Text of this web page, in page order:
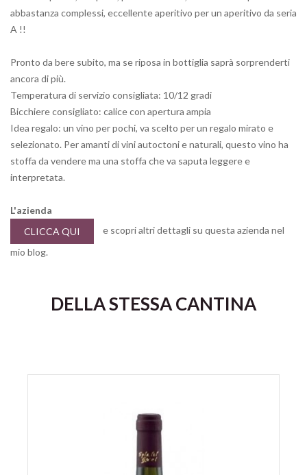
abbastanza complessi, eccellente aperitivo per un aperitivo da seria
A !!
Pronto da bere subito, ma se riposa in bottiglia saprà sorprenderti
ancora di più.
Temperatura di servizio consigliata: 10/12 gradi
Bicchiere consigliato: calice con apertura ampia
Idea regalo: un vino per pochi, va scelto per un regalo mirato e
selezionato. Per amanti di vini autoctoni e naturali, questo vino ha
stoffa da vendere ma una stoffa che va saputa leggere e
interpretata.
L'azienda
CLICCA QUI
e scopri altri dettagli su questa azienda nel
mio blog.
DELLA STESSA CANTINA